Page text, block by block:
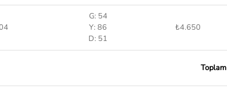
G: 54
Y: 86
D: 51
₺4.650
Toplam